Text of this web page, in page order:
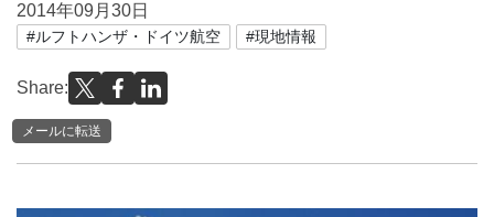
2014年09月30日
#ルフトハンザ・ドイツ航空 #現地情報
Share:
メールに転送